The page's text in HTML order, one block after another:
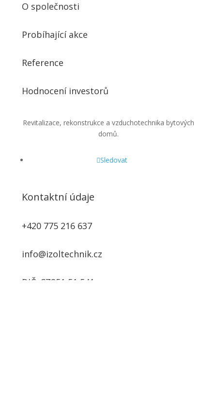
O společnosti
Probíhající akce
Reference
Hodnocení investorů
Revitalizace, rekonstrukce a vzduchotechnika bytových
domů.
Sledovat
Kontaktní údaje
+420 775 216 637
info@izoltechnik.cz
DIČ: CZ251 51 541